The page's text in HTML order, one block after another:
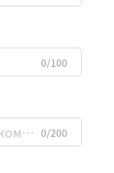
0/100
0/200